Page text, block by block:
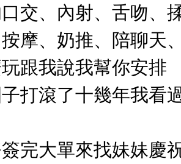
交、內射、舌吻、
摩、奶推、陪聊天
跟我說我幫你安排
打滾了十幾年我看
完大單來找妹妹慶